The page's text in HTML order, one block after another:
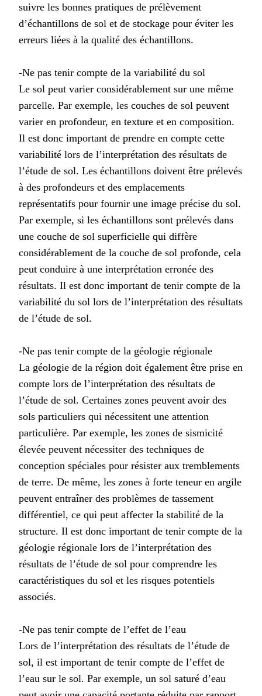
suivre les bonnes pratiques de prélèvement
d’échantillons de sol et de stockage pour éviter les
erreurs liées à la qualité des échantillons.
-Ne pas tenir compte de la variabilité du sol
Le sol peut varier considérablement sur une même
parcelle. Par exemple, les couches de sol peuvent
varier en profondeur, en texture et en composition.
Il est donc important de prendre en compte cette
variabilité lors de l’interprétation des résultats de
l’étude de sol. Les échantillons doivent être prélevés
à des profondeurs et des emplacements
représentatifs pour fournir une image précise du sol.
Par exemple, si les échantillons sont prélevés dans
une couche de sol superficielle qui diffère
considérablement de la couche de sol profonde, cela
peut conduire à une interprétation erronée des
résultats. Il est donc important de tenir compte de la
variabilité du sol lors de l’interprétation des résultats
de l’étude de sol.
-Ne pas tenir compte de la géologie régionale
La géologie de la région doit également être prise en
compte lors de l’interprétation des résultats de
l’étude de sol. Certaines zones peuvent avoir des
sols particuliers qui nécessitent une attention
particulière. Par exemple, les zones de sismicité
élevée peuvent nécessiter des techniques de
conception spéciales pour résister aux tremblements
de terre. De même, les zones à forte teneur en argile
peuvent entraîner des problèmes de tassement
différentiel, ce qui peut affecter la stabilité de la
structure. Il est donc important de tenir compte de la
géologie régionale lors de l’interprétation des
résultats de l’étude de sol pour comprendre les
caractéristiques du sol et les risques potentiels
associés.
-Ne pas tenir compte de l’effet de l’eau
Lors de l’interprétation des résultats de l’étude de
sol, il est important de tenir compte de l’effet de
l’eau sur le sol. Par exemple, un sol saturé d’eau